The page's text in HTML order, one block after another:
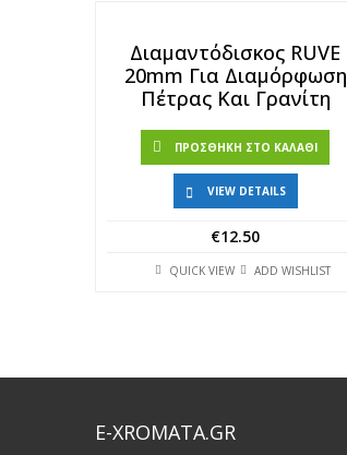
Διαμαντόδισκος RUVE
20mm Για Διαμόρφωση
Πέτρας Και Γρανίτη
ΠΡΟΣΘΉΚΗ ΣΤΟ ΚΑΛΆΘΙ
VIEW DETAILS
€12.50
QUICK VIEW ADD WISHLIST
E-XROMATA.GR